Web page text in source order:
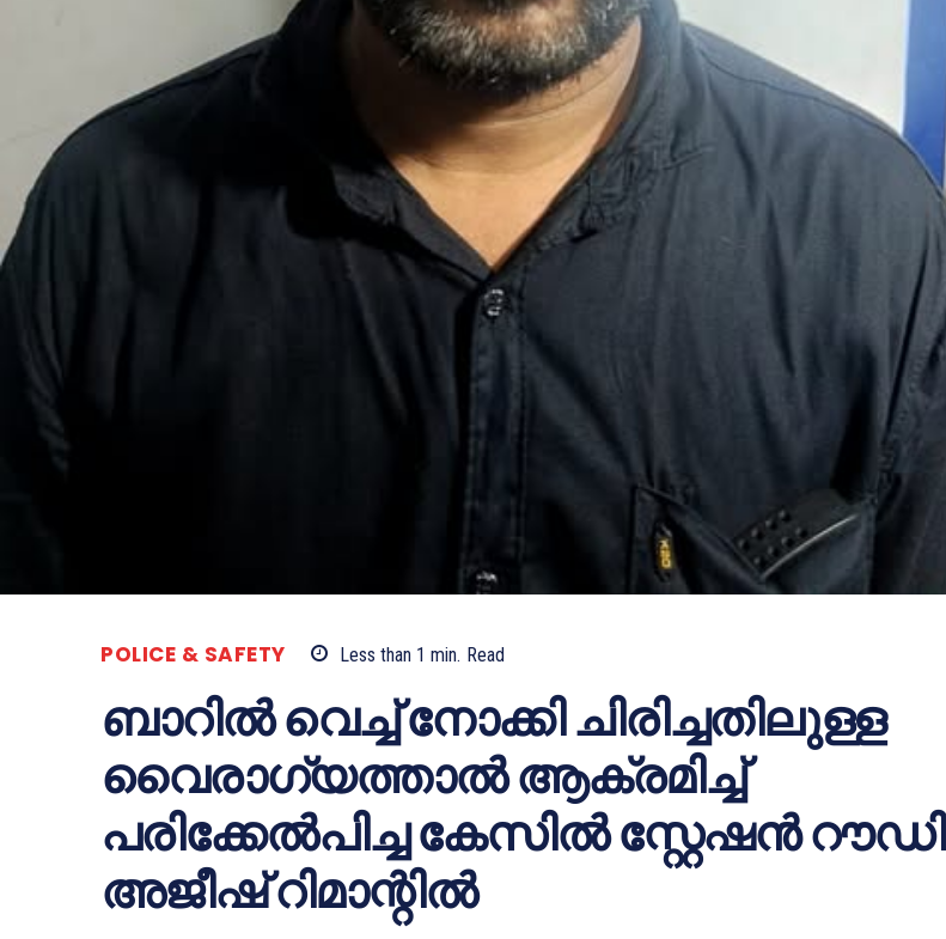
POLICE & SAFETY Less than 1 min. Read
ബാറിൽ വെച്ച് നോക്കി ചിരിച്ചതിലുള്ള
വൈരാഗ്യത്താൽ ആക്രമിച്ച്
പരിക്കേൽപിച്ച കേസിൽ സ്റ്റേഷൻ റൗഡി
അജീഷ് റിമാന്റിൽ